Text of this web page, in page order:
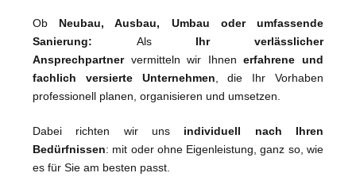
Ob
Neubau, Ausbau, Umbau oder umfassende
Sanierung: Als
Ihr verlässlicher
Ansprechpartnervermitteln wir Ihnenerfahrene und
fachlich versierte Unternehmen, die Ihr Vorhaben
professionell planen, organisieren und umsetzen.
Dabei richten wir uns individuell nach Ihren
Bedürfnissen: mit oder ohne Eigenleistung, ganz so, wie
es für Sie am besten passt.